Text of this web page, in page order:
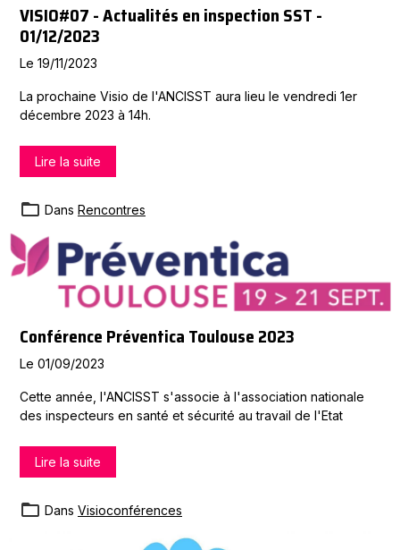
VISIO#07 - Actualités en inspection SST -
01/12/2023
Le 19/11/2023
La prochaine Visio de l'ANCISST aura lieu le vendredi 1er
décembre 2023 à 14h.
Lire la suite
Dans Rencontres
Conférence Préventica Toulouse 2023
Le 01/09/2023
Cette année, l'ANCISST s'associe à l'association nationale
des inspecteurs en santé et sécurité au travail de l'Etat
Lire la suite
Dans Visioconférences